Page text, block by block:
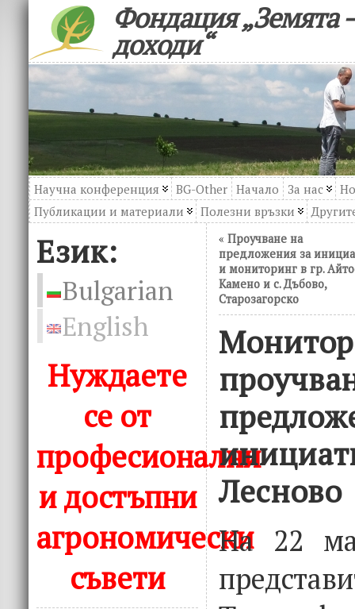
Фондация „Земята
доходи“
Научна конференция BG-Other Начало За нас
Публикации и материали
Полезни връзки
Език:
Bulgarian
English
Нуждаете
се от
професионални
и достъпни
агрономически
съвети
« Проучване на
предложения за
и мониторинг в гр.
Камено и с. Дъбово,
Старозагорско
Лесново
На 22